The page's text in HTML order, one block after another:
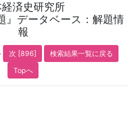
経済史研究所
』データベース：解題情
報
次 [896]
検索結果一覧に戻る
Topへ